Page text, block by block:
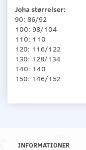
Joha størrelser:
90: 86/92
100: 98/104
110: 110
120: 116/122
130: 128/134
140: 140
150: 146/152
INFORMATIONER